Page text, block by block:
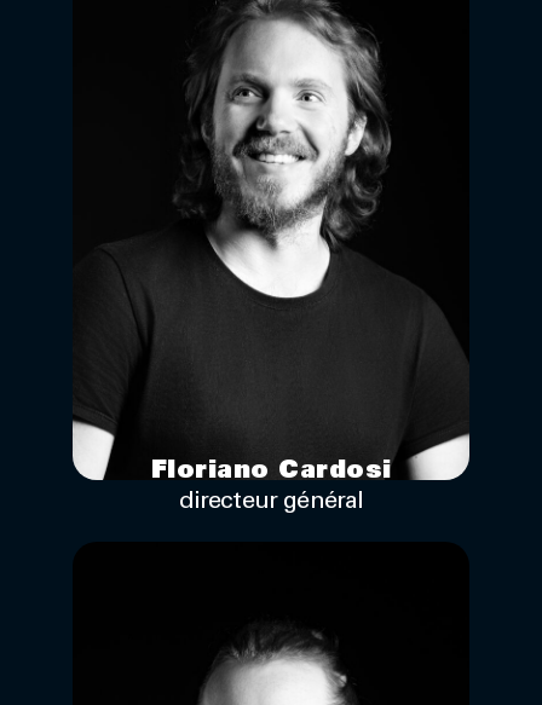
Floriano Cardosi
directeur général